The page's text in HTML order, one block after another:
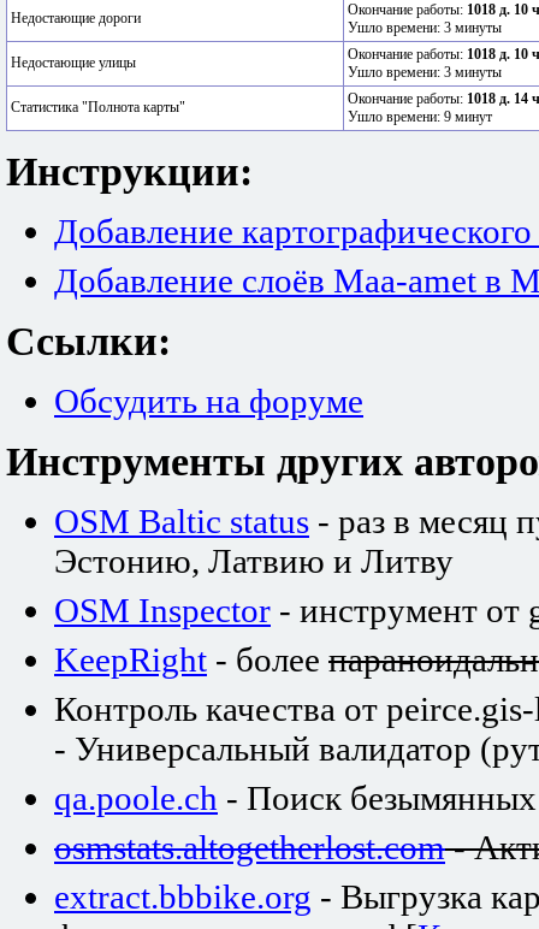
Недостающие дороги Окончание работы: 1018 д. 10
Ушло времени: 3 минуты
Недостающие улицы Окончание работы: 1018 д. 10
Ушло времени: 3 минуты
Статистика "Полнота карты" Окончание работы: 1018 д. 14
Ушло времени: 9 минут
Инструкции:
Добавление
Добавление слоёв Maa-amet в
Ссылки:
Обсудить на форуме
Инструменты других
OSM Baltic status - раз в месяц
Эстонию, Латвию и Литву
OSM Inspector - инструмент от
KeepRight - более
Контроль качества от
- Универсальный валидатор
qa.poole.ch - Поиск
osmstats.altogetherlost.com-
extract.bbbike.org - Выгрузка